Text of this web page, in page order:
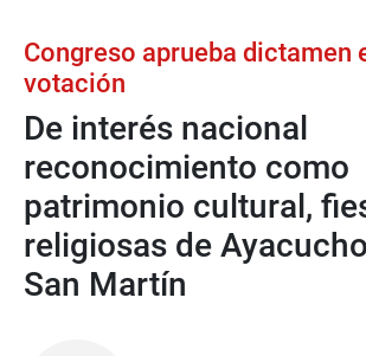
Congreso aprueba dictamen
votación
De interés nacional
reconocimiento como
patrimonio cultural,
religiosas de
San Martín